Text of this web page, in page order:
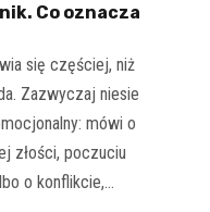
Co oznacza
się częściej, niż
Zazwyczaj niesie
mówi o
złości, poczuciu
o konflikcie,…